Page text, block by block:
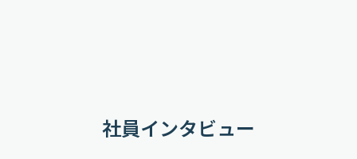
社員インタビュー